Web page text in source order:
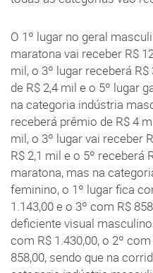
O 1º lugar no geral
maratona vai receber R$
mil, o 3º lugar receberá
de R$ 2,4 mil e o 5º lugar
na categoria indústria
receberá prêmio de R$ 4
mil, o 3º lugar vai receber
R$ 2,1 mil e o 5º receberá
maratona, mas na
feminino, o 1º lugar fica
1.143,00 e o 3º com R$
deficiente visual
com R$ 1.430,00, o 2º
858,00, sendo que na